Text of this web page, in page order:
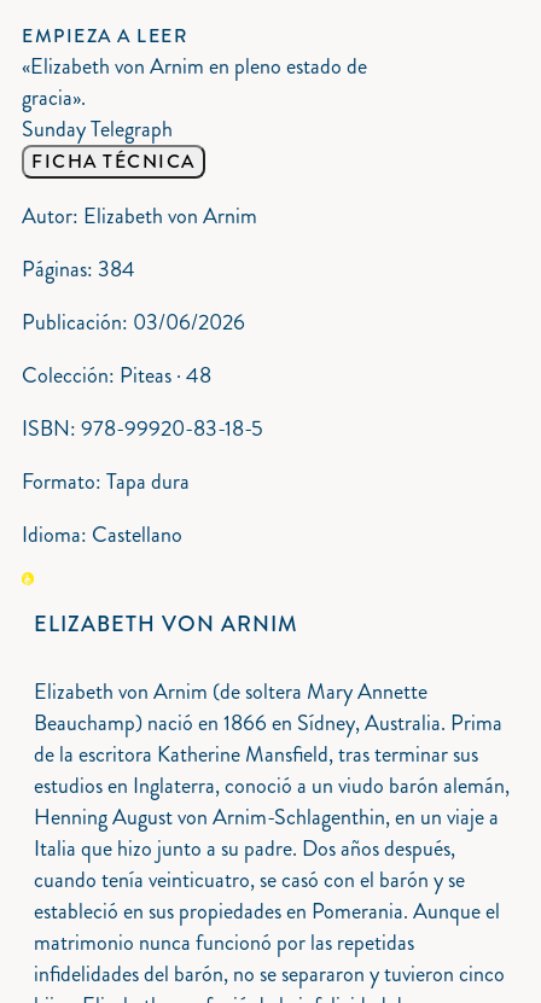
EMPIEZA A LEER
«Elizabeth von Arnim en pleno estado de
gracia».
Sunday Telegraph
FICHA TÉCNICA
Autor: Elizabeth von Arnim
Páginas: 384
Publicación: 03/06/2026
Colección: Piteas · 48
ISBN: 978-99920-83-18-5
Formato: Tapa dura
Idioma: Castellano
ELIZABETH VON ARNIM
Elizabeth von Arnim (de soltera Mary Annette
Beauchamp) nació en 1866 en Sídney, Australia. Prima
de la escritora Katherine Mansfield, tras terminar sus
estudios en Inglaterra, conoció a un viudo barón alemán,
Henning August von Arnim-Schlagenthin, en un viaje a
Italia que hizo junto a su padre. Dos años después,
cuando tenía veinticuatro, se casó con el barón y se
estableció en sus propiedades en Pomerania. Aunque el
matrimonio nunca funcionó por las repetidas
infidelidades del barón, no se separaron y tuvieron cinco